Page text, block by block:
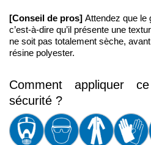
[Conseil de pros] Attendez que le
c’est-à-dire qu’il présente une
ne soit pas totalement sèche,
résine polyester.
Comment appliquer
sécurité ?